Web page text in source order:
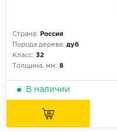
Страна:
Россия
Порода дерева: дуб
Класс: 32
Толщина, мм: 8
В наличии